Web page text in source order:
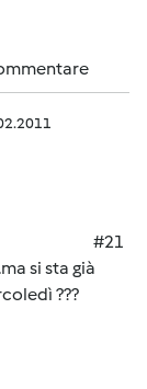
#21
si sta già
???